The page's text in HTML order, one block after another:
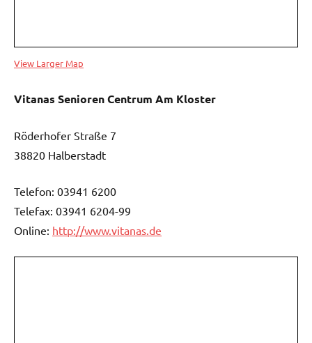
View Larger Map
Vitanas Senioren Centrum Am Kloster
Röderhofer Straße 7
38820 Halberstadt
Telefon: 03941 6200
Telefax: 03941 6204-99
Online: http://www.vitanas.de